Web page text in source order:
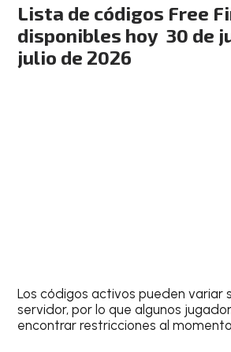
Lista de códigos Free
disponibles hoy 30 de
julio de 2026
Los códigos activos pueden variar
servidor, por lo que algunos
encontrar restricciones al